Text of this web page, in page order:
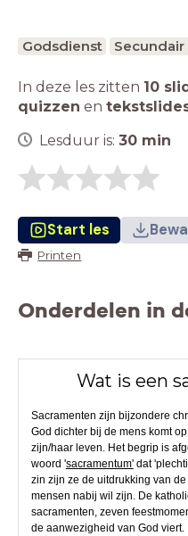
Godsdienst
In deze les zitten 10
quizzen en
Lesduur is: 30 min
Start les
Printen
Onderdelen in
Wat is een
Sacramenten zijn bijzondere
God dichter bij de mens komt
zijn/haar leven. Het begrip is
woord 'sacramentum'dat
zin zijn ze de uitdrukking van
mensen nabij wil zijn. De
sacramenten, zeven
de aanwezigheid van God viert.